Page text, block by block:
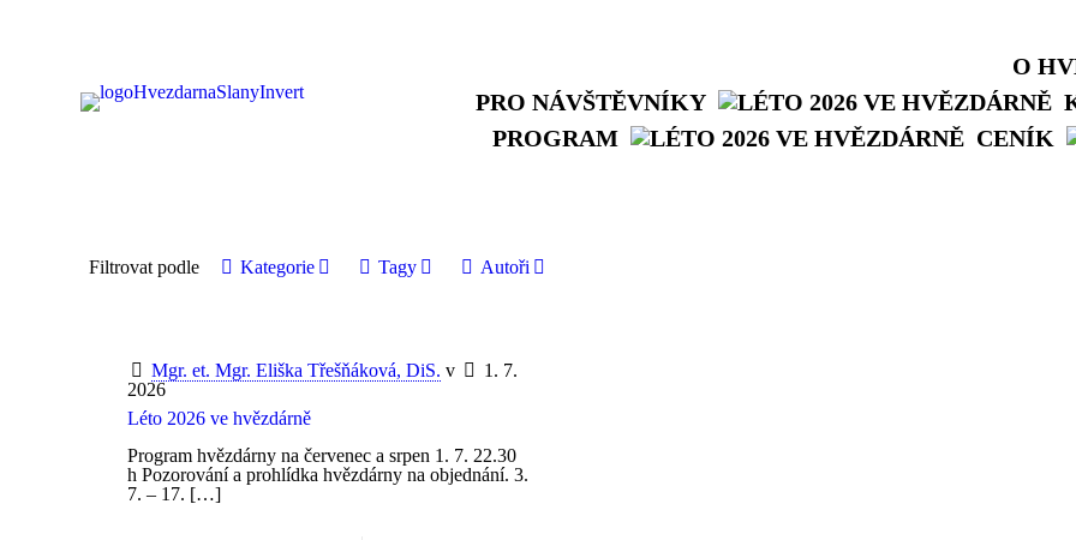
O
PRO NÁVŠTĚVNÍKY
PROGRAM
CENÍK
Filtrovat podle Kategorie Tagy Autoři
Mgr. et. Mgr. Eliška Třešňáková, DiS. v
1. 7.
2026
Léto 2026 ve hvězdárně
Program hvězdárny na červenec a srpen 1. 7. 22.30
h Pozorování a prohlídka hvězdárny na objednání. 3.
7. – 17. […]